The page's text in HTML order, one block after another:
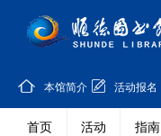
本馆简介 活动报名
首页 活动 指南